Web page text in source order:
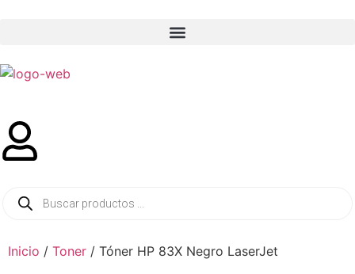
Inicio / Toner / Tóner HP 83X Negro LaserJet